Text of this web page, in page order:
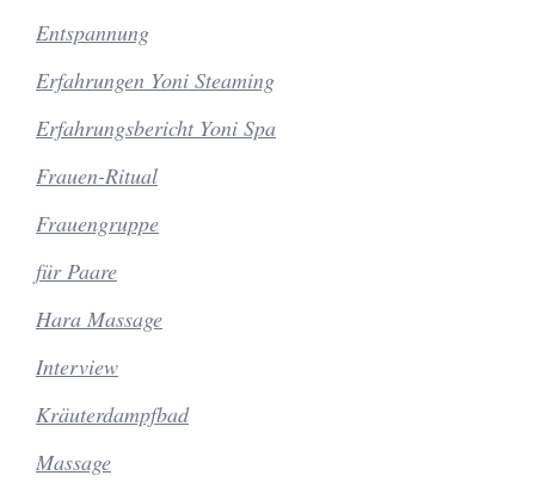
Entspannung
Erfahrungen Yoni Steaming
Erfahrungsbericht Yoni Spa
Frauen-Ritual
Frauengruppe
für Paare
Hara Massage
Interview
Kräuterdampfbad
Massage